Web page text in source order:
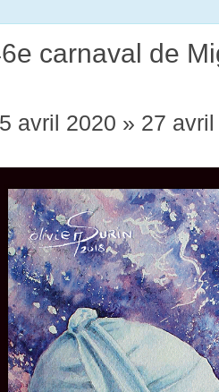
carnaval de
avril 2020 » 27